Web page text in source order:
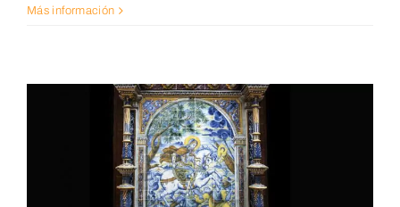
Más información